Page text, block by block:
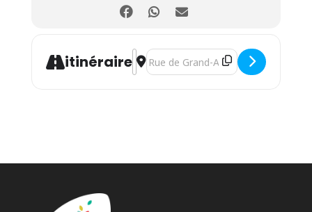
itinéraire Address - Quelle pomme manger
Destination Address - Quelle